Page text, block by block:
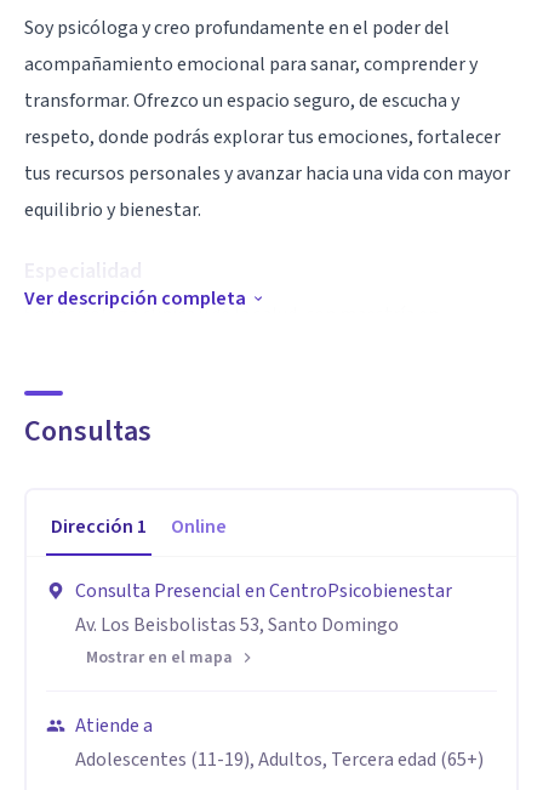
Soy psicóloga y creo profundamente en el poder del
acompañamiento emocional para sanar, comprender y
transformar. Ofrezco un espacio seguro, de escucha y
respeto, donde podrás explorar tus emociones, fortalecer
tus recursos personales y avanzar hacia una vida con mayor
equilibrio y bienestar.
Especialidad
Soy psicóloga clínica y de la salud, con maestría en
evaluación e intervención psicológica basada en la
evidencia, acompañando a adolescentes y adultos en el
emocional y áreas afines, lo que me permite abordar los
centrada en la persona.
Aptitudes
análisis clínico, lo que me permite comprender de manera
Ver descripción completa
Consultas
Dirección 1 Online
Consulta Presencial en CentroPsicobienestar
Av. Los Beisbolistas 53, Santo Domingo
Mostrar en el mapa
Atiende a
Adolescentes (11-19), Adultos, Tercera edad (65+)